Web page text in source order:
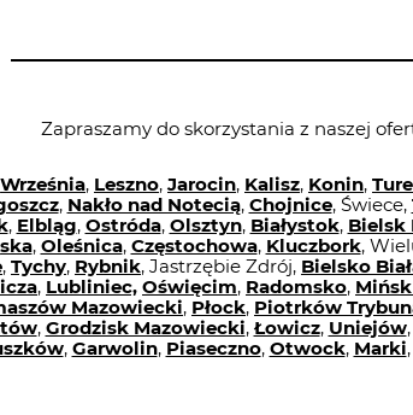
Zapraszamy do skorzystania z naszej
Września, Leszno, Jarocin, Kalisz, Konin,
, Nakło nad Notecią, Chojnice, Świece,
, Elbląg, Ostróda, Olsztyn, Białystok, Bielsk
, Oleśnica, Częstochowa, Kluczbork,
, Tychy, Rybnik, Jastrzębie Zdrój, Bielsko
, Lubliniec, Oświęcim, Radomsko,
Mazowiecki, Płock, Piotrków
, Grodzisk Mazowiecki, Łowicz, Uniejów,
, Garwolin, Piaseczno, Otwock, Marki,